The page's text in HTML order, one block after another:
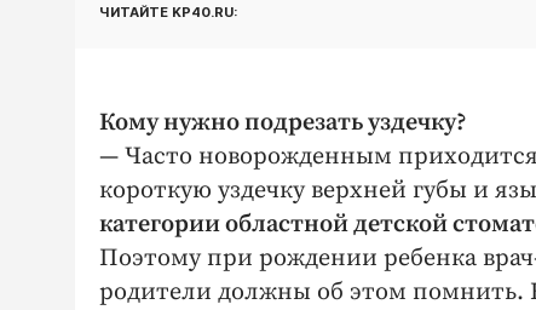
ЧИТАЙТЕ KP40.RU:
Кому нужно подрезать уздечку?
— Часто новорожденным
короткую уздечку верхней губы и
категории областной детской
Поэтому при рождении ребенка
родители должны об этом помнить.